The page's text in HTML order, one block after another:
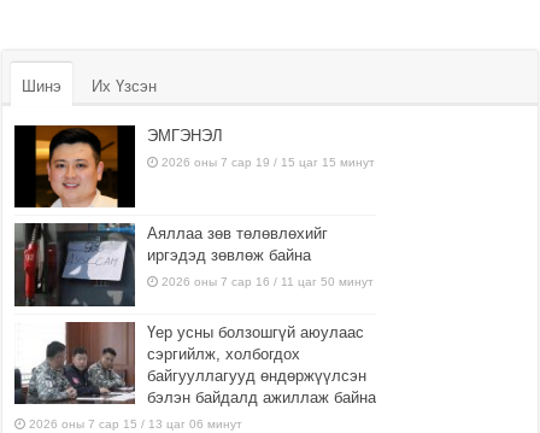
Шинэ Их Үзсэн
ЭМГЭНЭЛ
2026 оны 7 сар 19 / 15 цаг 15 минут
Аяллаа зөв төлөвлөхийг
иргэдэд зөвлөж байна
2026 оны 7 сар 16 / 11 цаг 50 минут
Үер усны болзошгүй аюулаас
сэргийлж, холбогдох
байгууллагууд өндөржүүлсэн
бэлэн байдалд ажиллаж байна
2026 оны 7 сар 15 / 13 цаг 06 минут